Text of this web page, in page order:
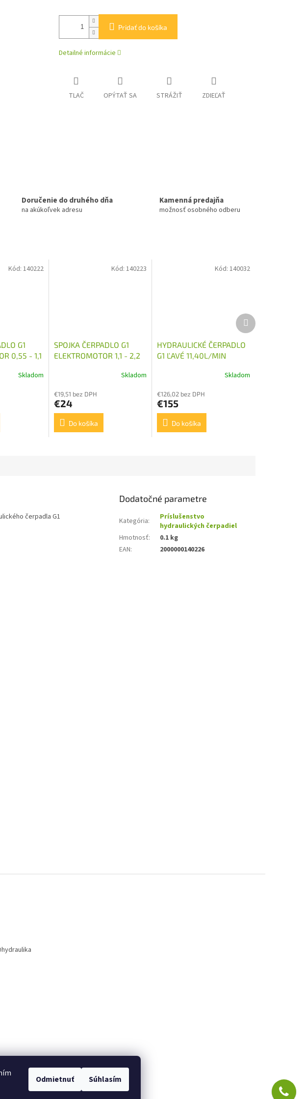
Odmietnuť Súhlasím
Pridať do košíka
Detailné informácie
TLAČ OPÝTAŤ SA STRÁŽIŤ ZDIEĽAŤ
Doručenie do druhého dňa
na akúkoľvek adresu
Kamenná predajňa
možnosť osobného odberu
G1
0,55 - 1,1
Skladom
Kód: 140222
SPOJKA ČERPADLO G1
ELEKTROMOTOR 1,1 - 2,2
Skladom
€19,51 bez DPH
€24
Do košíka
Kód:140223
HYDRAULICKÉ ČERPADLO
G1 ĽAVÉ 11,40L/MIN
Skladom
€126,02 bez DPH
€155
Do košíka
Kód: 140032
Ďalší
produkt
čerpadla G1
Dodatočné parametre
Kategória:
Príslušenstvo
hydraulických čerpadiel
Hmotnosť:
0.1 kg
EAN: 2000000140226
hydraulika